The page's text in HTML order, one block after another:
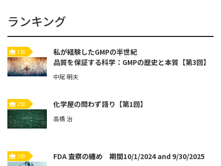
ランキング
1位
私が経験したGMPの半世紀
品質を保証する科学：GMPの歴史と本質【第3回】
中尾 明夫
2位 化学屋の問わず語り【第1回】
高橋 治
3位 FDA 査察の纏め 期間10/1/2024 and 9/30/2025